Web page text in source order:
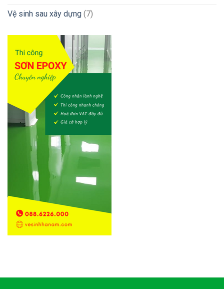
Vệ sinh sau xây dựng (7)